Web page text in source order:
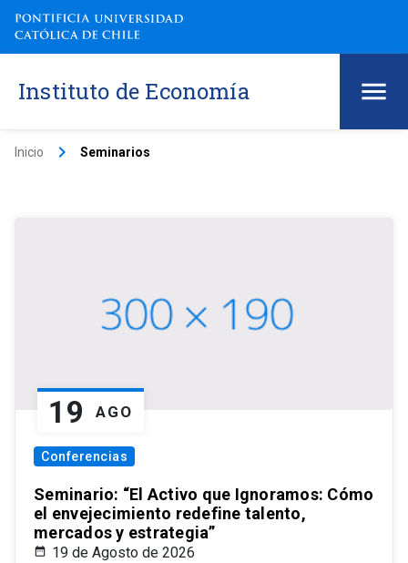
Instituto de Economía
Inicio keyboard_arrow_right Seminarios
19 AGO
Conferencias
Seminario: “El Activo que Ignoramos: Cómo
el envejecimiento redefine talento,
mercados y estrategia”
19 de Agosto de 2026